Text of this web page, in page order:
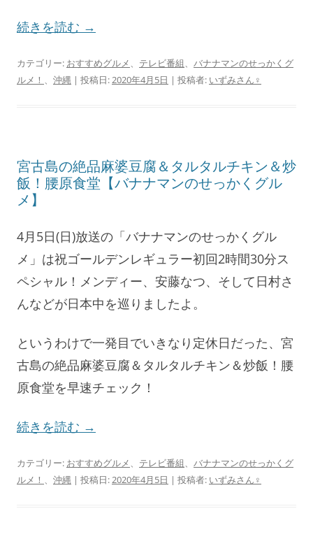
続きを読む →
カテゴリー: おすすめグルメ、 テレビ番組、 バナナマンのせっかくグ
ルメ！ 、 沖縄 | 投稿日:2020年4月5日 | 投稿者: いずみさん♀
宮古島の絶品麻婆豆腐＆タルタルチキン＆炒
飯！腰原食堂【バナナマンのせっかくグル
メ】
4月5日(日)放送の「バナナマンのせっかくグル
メ」は祝ゴールデンレギュラー初回2時間30分ス
ペシャル！メンディー、安藤なつ、そして日村さ
んなどが日本中を巡りましたよ。
というわけで一発目でいきなり定休日だった、宮
古島の絶品麻婆豆腐＆タルタルチキン＆炒飯！腰
原食堂を早速チェック！
続きを読む →
カテゴリー: おすすめグルメ、 テレビ番組、 バナナマンのせっかくグ
ルメ！ 、 沖縄 | 投稿日:2020年4月5日 | 投稿者: いずみさん♀